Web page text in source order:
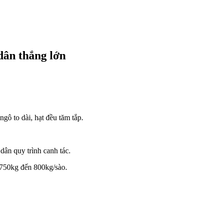
thắng lớn
to dài, hạt đều tăm tắp.
quy trình canh tác.
đến 800kg/sào.